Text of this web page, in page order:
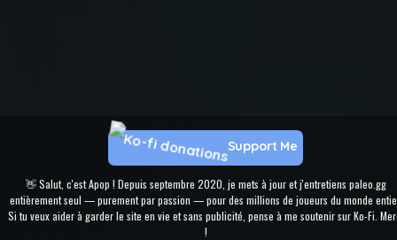
👋 Salut, c'est Apop ! Depuis septembre 2020, je mets à jour et j'entretiens paleo.gg
entièrement seul — purement par passion — pour des millions de joueurs du monde
Si tu veux aider à garder le site en vie et sans publicité, pense à me soutenir sur Ko-Fi.
!
Support Me